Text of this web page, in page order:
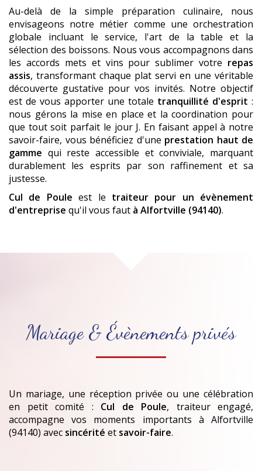
Au-delà de la simple préparation culinaire, nous
envisageons notre métier comme une orchestration
globale incluant le service, l'art de la table et la
sélection des boissons. Nous vous accompagnons dans
les accords mets et vins pour sublimer votre repas
assis, transformant chaque plat servi en une véritable
découverte gustative pour vos invités. Notre objectif
est de vous apporter une totale tranquillité d'esprit :
nous gérons la mise en place et la coordination pour
que tout soit parfait le jour J. En faisant appel à notre
savoir-faire, vous bénéficiez d'une prestation haut de
gamme qui reste accessible et conviviale, marquant
durablement les esprits par son raffinement et sa
justesse.
Cul de Poule est le traiteur pour un évènement
d'entreprise qu'il vous faut à Alfortville (94140).
Mariage & Évènements privés
Un mariage, une réception privée ou une célébration
en petit comité : Cul de Poule, traiteur engagé,
accompagne vos moments importants à Alfortville
(94140) avec sincérité et savoir-faire.